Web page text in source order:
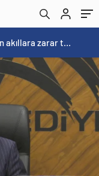
Cristiano Ronaldo’nun akıllara zarar tüm kariyerinin istatistiğini çıkardık !